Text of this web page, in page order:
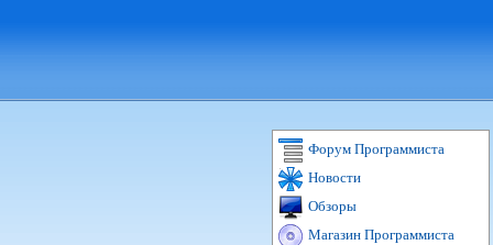
Форум Программиста
Новости
Обзоры
Магазин Программиста